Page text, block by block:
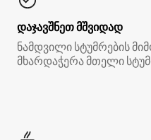
დაჯავშნეთ მშვიდად
ნამდვილი სტუმრების
მხარდაჭერა მთელი